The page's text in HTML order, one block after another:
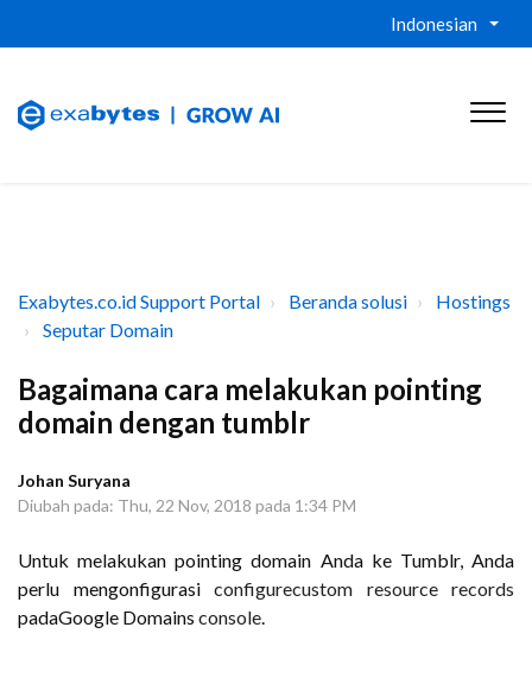
Indonesian
Exabytes.co.id Support Portal Beranda solusi
Hostings
Seputar Domain
Bagaimana cara melakukan pointing
domain dengan tumblr
Johan Suryana
Diubah pada: Thu, 22 Nov, 2018 pada 1:34 PM
Untuk melakukan pointing domain Anda ke Tumblr, Anda
perlu mengonfigurasi configurecustom resource records
padaGoogle Domains console.